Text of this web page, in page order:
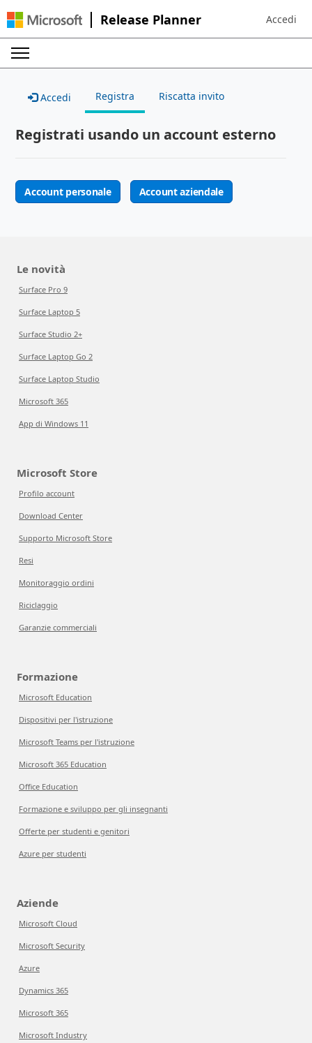
Release Planner Sign in to
Accedi
Accedi Registra Riscatta invito
Registrati usando un account esterno
Account personale Account aziendale
Le novità
Surface Pro 9
Surface Laptop 5
Surface Studio 2+
Surface Laptop Go 2
Surface Laptop Studio
Microsoft 365
App di Windows 11
Microsoft Store
Profilo account
Download Center
Supporto Microsoft Store
Resi
Monitoraggio ordini
Riciclaggio
Garanzie commerciali
Formazione
Microsoft Education
Dispositivi per l'istruzione
Microsoft Teams per l'istruzione
Microsoft 365 Education
Office Education
Formazione e sviluppo per gli insegnanti
Offerte per studenti e genitori
Azure per studenti
Aziende
Microsoft Cloud
Microsoft Security
Azure
Dynamics 365
Microsoft 365
Microsoft Industry